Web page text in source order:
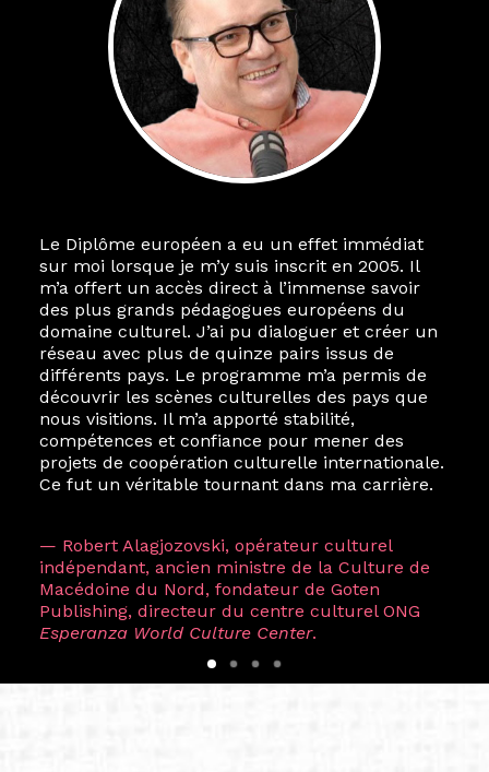
Le Diplôme européen a eu un effet immédiat
sur moi lorsque je m’y suis inscrit en 2005. Il
m’a offert un accès direct à l’immense savoir
des plus grands pédagogues européens du
domaine culturel. J’ai pu dialoguer et créer un
réseau avec plus de quinze pairs issus de
différents pays. Le programme m’a permis de
découvrir les scènes culturelles des pays que
nous visitions. Il m’a apporté stabilité,
compétences et confiance pour mener des
projets de coopération culturelle internationale.
Ce fut un véritable tournant dans ma carrière.
— Robert Alagjozovski, opérateur culturel
indépendant, ancien ministre de la Culture de
Macédoine du Nord, fondateur de Goten
Publishing, directeur du centre culturel ONG
Esperanza World Culture Center.